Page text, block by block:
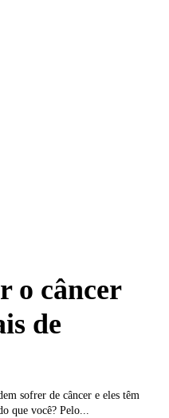
o câncer
de
sofrer de câncer e eles têm
que você? Pelo...